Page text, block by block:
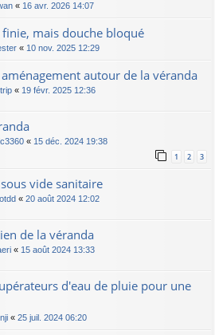
« 16 avr. 2026 14:07
mais douche bloqué
« 10 nov. 2025 12:29
autour de la véranda
« 19 févr. 2025 12:36
« 15 déc. 2024 19:38
1 2 3
vide sanitaire
« 20 août 2024 12:02
de la véranda
« 15 août 2024 13:33
d'eau de pluie pour une
« 25 juil. 2024 06:20